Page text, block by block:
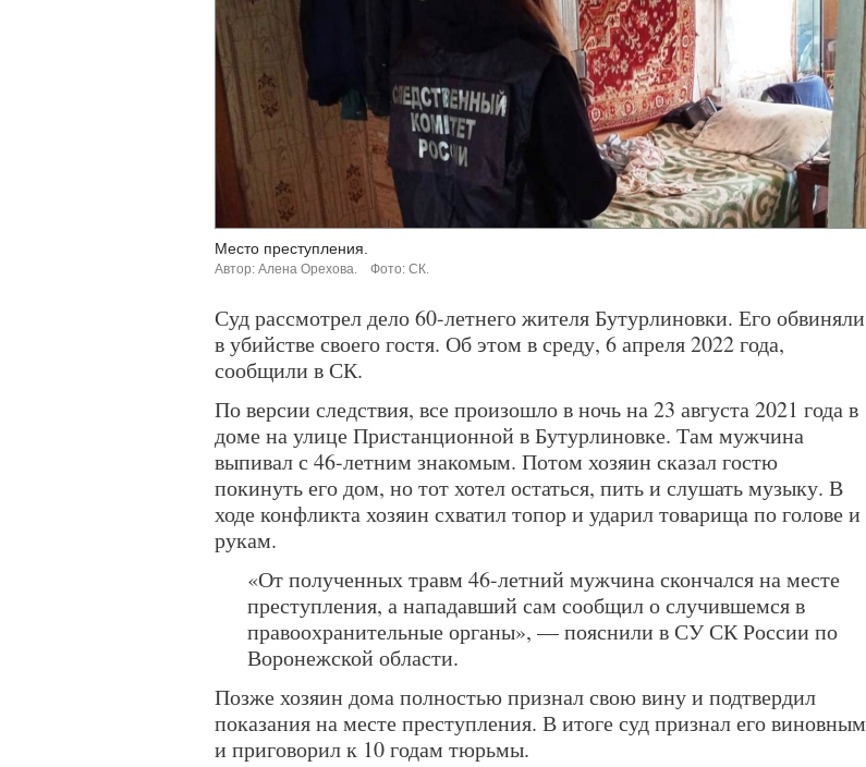
Место преступления.
Автор: Алена Орехова. Фото: СК.
Суд рассмотрел дело 60-летнего жителя Бутурлиновки. Его обвиняли
в убийстве своего гостя. Об этом в среду, 6 апреля 2022 года,
сообщили в СК.
По версии следствия, все произошло в ночь на 23 августа 2021 года в
доме на улице Пристанционной в Бутурлиновке. Там мужчина
выпивал с 46-летним знакомым. Потом хозяин сказал гостю
покинуть его дом, но тот хотел остаться, пить и слушать музыку. В
ходе конфликта хозяин схватил топор и ударил товарища по голове и
рукам.
«От полученных травм 46-летний мужчина скончался на месте
преступления, а нападавший сам сообщил о случившемся в
правоохранительные органы», — пояснили в СУ СК России по
Воронежской области.
Позже хозяин дома полностью признал свою вину и подтвердил
показания на месте преступления. В итоге суд признал его виновным
и приговорил к 10 годам тюрьмы.